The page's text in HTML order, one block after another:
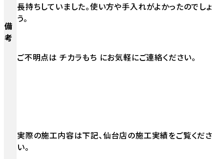
備
考
長持ちしていました。使い方や手入れがよかったのでしょ
う。
ご不明点は チカラもち にお気軽にご連絡ください。
実際の施工内容は下記、仙台店の施工実績をご覧くださ
い。